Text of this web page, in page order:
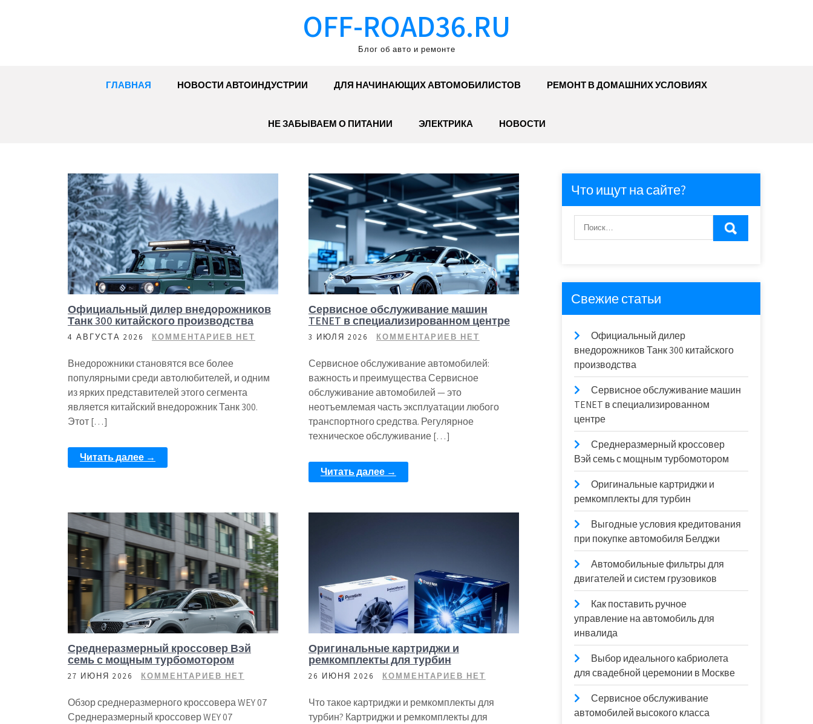
OFF-ROAD36.RU
Блог об авто и ремонте
ГЛАВНАЯ НОВОСТИ АВТОИНДУСТРИИ ДЛЯ НАЧИНАЮЩИХ АВТОМОБИЛИСТОВ РЕМОНТ В ДОМАШНИХ УСЛОВИЯХ
НЕ ЗАБЫВАЕМ О ПИТАНИИ ЭЛЕКТРИКА НОВОСТИ
Официальный дилер внедорожников
Танк 300 китайского производства
4 АВГУСТА 2026 КОММЕНТАРИЕВ НЕТ
Внедорожники становятся все более
популярными среди автолюбителей, и одним
из ярких представителей этого сегмента
является китайский внедорожник Танк 300.
Этот […]
Читать далее →
Сервисное обслуживание машин
TENET в специализированном центре
3 ИЮЛЯ 2026 КОММЕНТАРИЕВ НЕТ
Сервисное обслуживание автомобилей:
важность и преимущества Сервисное
обслуживание автомобилей — это
неотъемлемая часть эксплуатации любого
транспортного средства. Регулярное
техническое обслуживание […]
Читать далее →
Среднеразмерный кроссовер Вэй
семь с мощным турбомотором
27 ИЮНЯ 2026 КОММЕНТАРИЕВ НЕТ
Обзор среднеразмерного кроссовера WEY 07
Среднеразмерный кроссовер WEY 07
Оригинальные картриджи и
ремкомплекты для турбин
26 ИЮНЯ 2026 КОММЕНТАРИЕВ НЕТ
Что такое картриджи и ремкомплекты для
турбин? Картриджи и ремкомплекты для
Что ищут на сайте?
Свежие статьи
Официальный дилер
внедорожников Танк 300 китайского
производства
Сервисное обслуживание машин
TENET в специализированном
центре
Среднеразмерный кроссовер
Вэй семь с мощным турбомотором
Оригинальные картриджи и
ремкомплекты для турбин
Выгодные условия кредитования
при покупке автомобиля Белджи
Автомобильные фильтры для
двигателей и систем грузовиков
Как поставить ручное
управление на автомобиль для
инвалида
Выбор идеального кабриолета
для свадебной церемонии в Москве
Сервисное обслуживание
автомобилей высокого класса